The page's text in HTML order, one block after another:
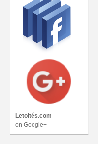
Letoltés.com
on Google+